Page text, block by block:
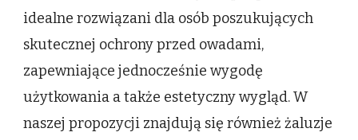
idealne rozwiązani dla osób poszukujących
skutecznej ochrony przed owadami,
zapewniające jednocześnie wygodę
użytkowania a także estetyczny wygląd. W
naszej propozycji znajdują się również żaluzje